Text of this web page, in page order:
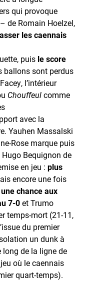
qui provoque
de Romain Hoelzel,
les caennais
puis le score
ballons sont perdus
l’intérieur
Chouffeulcomme
avec la
Yauhen Massalski
Rose marque puis
Bequignon de
en jeu : plus
encore une fois
chance aux
7-0et Trumo
temps-mort (21-11,
du premier
un dunk à
de la ligne de
où le caennais
quart-temps).